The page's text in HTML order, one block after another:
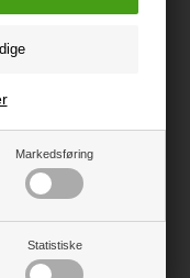
Markedsføring
Statistiske
Regnslag Jogger
i top, Sort